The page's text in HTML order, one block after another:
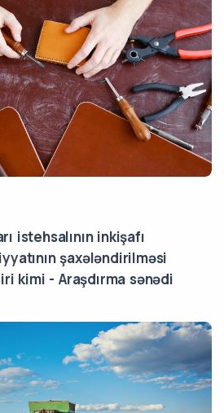
istehsalının inkişafı
şaxələndirilməsi
kimi - Araşdırma sənədi